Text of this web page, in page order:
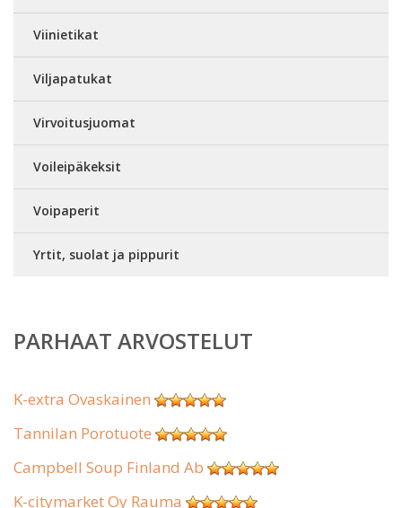
Viinietikat
Viljapatukat
Virvoitusjuomat
Voileipäkeksit
Voipaperit
Yrtit, suolat ja pippurit
PARHAAT ARVOSTELUT
K-extra Ovaskainen
Tannilan Porotuote
Campbell Soup Finland Ab
K-citymarket Oy Rauma